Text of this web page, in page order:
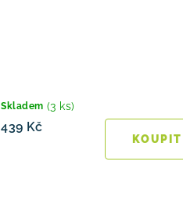
Skladem (3 ks)
439 Kč